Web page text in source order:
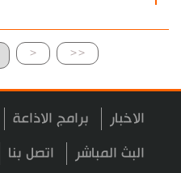
< <<
الاخبار برامج الاذاعة
البث المباشر اتصل بنا